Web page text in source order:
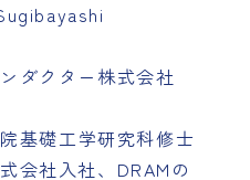
ダクター株式会社
基礎工学研究科修士
会社入社、DRAMの